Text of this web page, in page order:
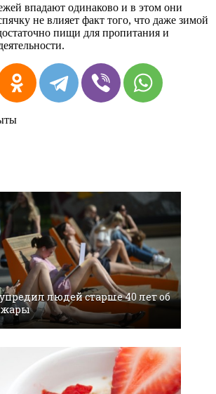
впадают одинаково и в этом они
не влияет факт того, что даже зимой
пищи для пропитания и
людей старше 40 лет об
жары